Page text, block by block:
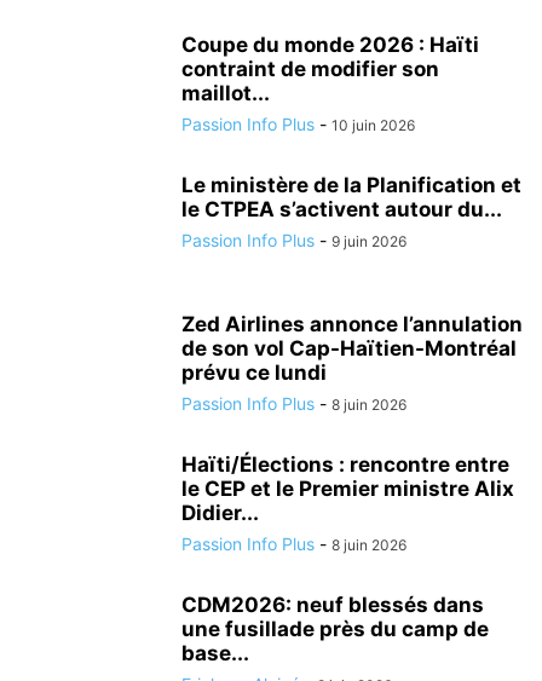
Coupe du monde 2026 : Haïti
contraint de modifier son
maillot...
Passion Info Plus - 10 juin 2026
Le ministère de la Planification et
le CTPEA s’activent autour du...
Passion Info Plus - 9 juin 2026
Zed Airlines annonce l’annulation
de son vol Cap-Haïtien-Montréal
prévu ce lundi
Passion Info Plus - 8 juin 2026
Haïti/Élections : rencontre entre
le CEP et le Premier ministre Alix
Didier...
Passion Info Plus - 8 juin 2026
CDM2026: neuf blessés dans
une fusillade près du camp de
base...